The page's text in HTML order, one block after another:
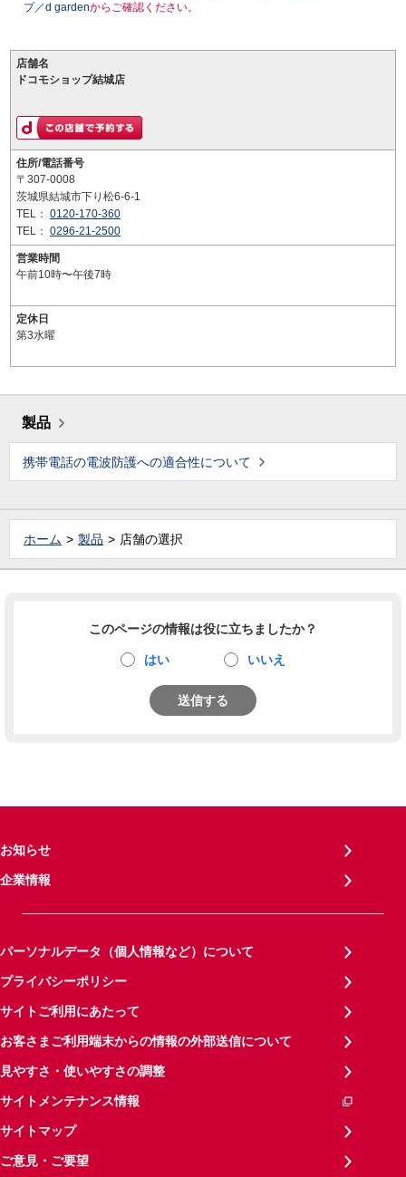
プ／d gardenからご確認ください。
店舗名
ドコモショップ結城店
住所/電話番号
〒307-0008
茨城県結城市下り松6-6-1
TEL： 0120-170-360
TEL： 0296-21-2500
営業時間
午前10時〜午後7時
定休日
第3水曜
製品
携帯電話の電波防護への適合性について
ホーム 製品 店舗の選択
このページの情報は役に立ちましたか？
はい いいえ
送信する
お知らせ
企業情報
パーソナルデータ（個人情報など）について
プライバシーポリシー
サイトご利用にあたって
お客さまご利用端末からの情報の外部送信について
見やすさ・使いやすさの調整
サイトメンテナンス情報
サイトマップ
ご意見・ご要望